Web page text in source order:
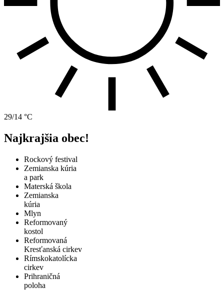
29/14 °C
Najkrajšia obec!
Rockový festival
Zemianska kúria
a park
Materská škola
Zemianska
kúria
Mlyn
Reformovaný
kostol
Reformovaná
Kresťanská cirkev
Rímskokatolícka
cirkev
Prihraničná
poloha